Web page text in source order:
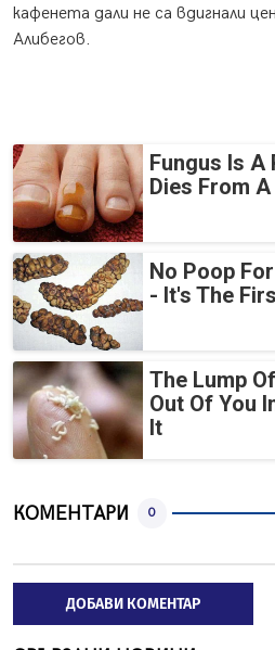
кафенета дали не са вдигнали
Алибегов.
Fungus Is A
Dies From
No Poop
- It's The
The Lump
Out Of You
It
КОМЕНТАРИ 0
ДОБАВИ КОМЕНТАР